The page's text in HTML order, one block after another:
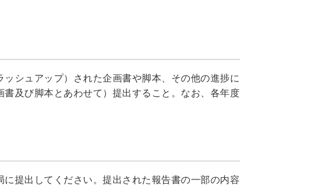
シュアップ）された企画書や脚本、その他の進捗に
及び脚本とあわせて）提出すること。なお、各年度
提出してください。提出された報告書の一部の内容